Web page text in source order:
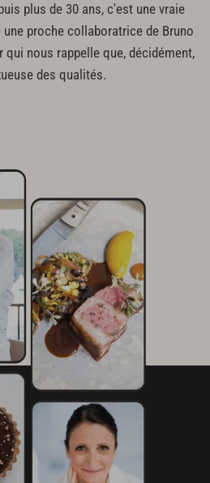
plus de 30 ans, c'est une vraie
proche collaboratrice de Bruno
qui nous rappelle que, décidément,
des qualités.